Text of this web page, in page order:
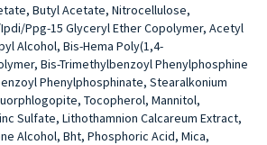
Butyl Acetate, Nitrocellulose,
Ppg-15 Glyceryl Ether Copolymer, Acetyl
Alcohol, Bis-Hema Poly(1,4-
Bis-Trimethylbenzoyl Phenylphosphine
Phenylphosphinate, Stearalkonium
Tocopherol, Mannitol,
Sulfate, Lithothamnion Calcareum Extract,
Alcohol, Bht, Phosphoric Acid, Mica,